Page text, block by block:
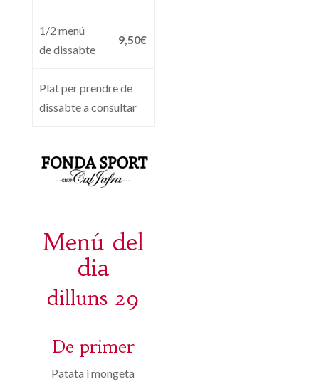
1/2 menú
de dissabte
9,50€
Plat per prendre de
dissabte a consultar
Menú del
dia
dilluns 29
De primer
Patata i mongeta